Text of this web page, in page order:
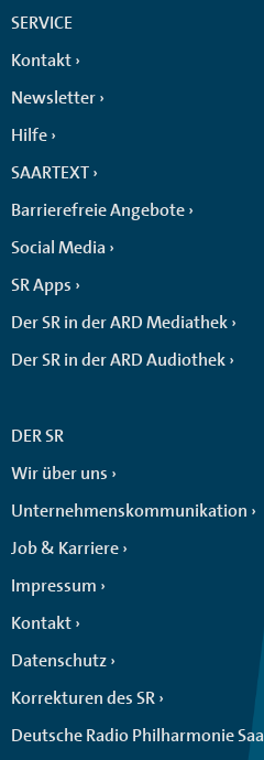
SERVICE
Kontakt
Newsletter
Hilfe
SAARTEXT
Barrierefreie Angebote
Social Media
SR Apps
Der SR in der ARD Mediathek
Der SR in der ARD Audiothek
DER SR
Wir über uns
Unternehmenskommunikation
Job & Karriere
Impressum
Kontakt
Datenschutz
Korrekturen des SR
Deutsche Radio Philharmonie